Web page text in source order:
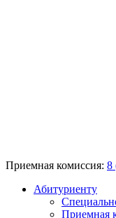
Приемная комиссия: 8
Абитуриенту
Приемная